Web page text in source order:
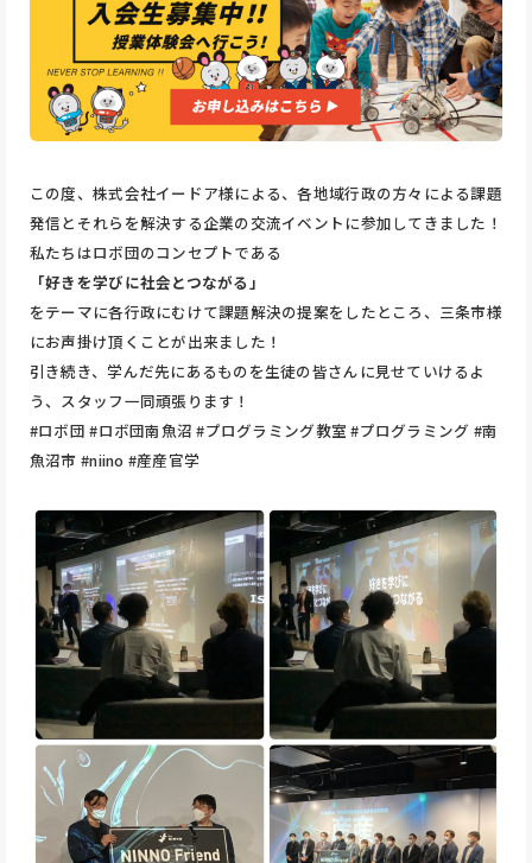
この度、株式会社イードア様による、各地域行政の方々による課題
発信とそれらを解決する企業の交流イベントに参加してきました！
私たちはロボ団のコンセプトである
「好きを学びに社会とつながる」
をテーマに各行政にむけて課題解決の提案をしたところ、三条市様
にお声掛け頂くことが出来ました！
引き続き、学んだ先にあるものを生徒の皆さんに見せていけるよ
う、スタッフ一同頑張ります！
#ロボ団 #ロボ団南魚沼 #プログラミング教室 #プログラミング #南
魚沼市 #niino #産産官学